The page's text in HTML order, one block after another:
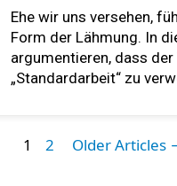
Ehe wir uns versehen,
Form der Lähmung. In
argumentieren, dass
„Standardarbeit“ zu
1 2 Older Articles